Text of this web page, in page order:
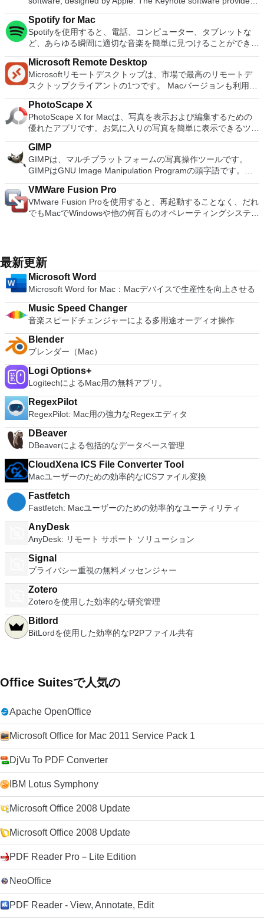
きます。このアプリケーションでは、ディスクからゲームを直
接実行することも、ハードドライブからイメージとして実行す
ることもできます。 主な機能は次のとおりです。
Savestates：ボタンを1つ押すだけで、ゲームの現在の「状
態」を保存できます。 無制限のメモリーカード：好きなだけ
メモリーカードを保存でき、8MBから64MBまでの単一の物理
カードに制限されなくなりました。 高解像度のグラフィック
ス：PCSX2 for Macを使用すると、1080pまたは4K HDでゲー
レーターの機能は優れています。 PS2ゲームを高い精度でエ
ミュレートでき、Mac OSとエミュレーターを切り替えること
ができます。欠点は、高速ゲームに苦労し、時々フリーズまた
はクラッシュすることです。* Mac用PCSX2を使用するには、
コンソールから抽出できるPlaystation 2 BIOSが必要です。
特別クーポンを入手できます。 LINEを使用すると、1対1のメ
ッセージングとグループチャットで、いつでもどこでも無料の
インスタントメッセージを友人と交換できます。 LINEは、
iPhone、Android、Windows Phone、Blackberry、さらには
PCのすべての一般的なスマートフォンデバイスで利用できま
す。 主な機能に含まれるもの LINEステッカー：10,000を超え
るステッカーと顔文字を使用した、より楽しく表現力豊かなチ
ャット。 タイムライン：タイムラインを使用してテキスト、
写真、ビデオ、ステッカーを共有し、親しい友人とストーリー
を交換します。 スナップムービー：わずか10秒で最高品質の
ビデオを作成できます。クールなバックグラウンドミュージッ
クを追加して、友人と共有できます。 友達を簡単に追加：
QRコード、またはLINE ID。
you with a massive array of tools and effects to ensure your
presentations stand out from the crowd. It can be used for
home, academic and business presentations. There are over
30 Apple-designed themes to choose from. The visual effects
are simply stunning to use. When combined with graphics,
transitions and images, you can create high quality
presentations with a fresh look. Using Keynote you can create
amazing presentations both quickly and easily. The software
uses a simple drag and drop interface with a clean and well
designed format panel and toolbar. Keynote automatically
saves your presentation as you make changes and with
iCloud you can access and edit your work from your Mac,
iPad, iPhone, iPod Touch and iCloud.com. You can import a
varied range of media types including; JPEG, TIFF, PNG,
PSD, EPS, PDF, AIFF, MP3, AAC, and MOV. When you have
to Microsoft PowerPoint, PDF, QuickTime, HTML and image
files. You can then share as Movie to Facebook, Vimeo, and
YouTube. Main Features: Get Started Quickly Easy To Use
Spotify for Mac
Spotifyを使用すると、電話、コンピューター、タブレットな
ど、あらゆる瞬間に適切な音楽を簡単に見つけることができま
す。 Spotifyには数百万のトラックがあります。エクササイ
ズ、パーティー、リラックスのいずれでも、適切な音楽がいつ
でも手元にあります。聴きたいものを選択するか、Spotifyに
驚かせてください。 また、友人、アーティスト、有名人の音
楽コレクションを閲覧したり、ラジオ局を作成して座ったりす
ることもできます。 Spotifyであなたの人生をサウンドトラッ
クしましょう。購読または無料で聴くことができます。
Microsoft Remote Desktop
Microsoftリモートデスクトップは、市場で最高のリモートデ
スクトップクライアントの1つです。 Macバージョンも利用で
きるようになりました。 Macバージョンは、ユーザーがPCを
Macに接続し、マシン間でシームレスに作業するのに役立ちま
す。 このソフトウェアのセットアップは簡単です。ユーザー
はメインダイアログボックスを開き、接続したいコンピュータ
ーのネットワークIDを入力するだけで、接続はほぼ瞬時に確立
されます。または、接続を確立する必要があるコンピューター
の名前を入力することもできます。ユーザーは、両方のマシン
でターミナルサービスがアクティブになっていることを確認す
る必要があります。そうでない場合、接続プロンプトは拒否さ
れます。個人的な好みを選択または構成することも可能です。
これには、コンピューターの両方でハードドライブにアクセス
できるようにすることや、マシンの解像度を選択することが含
PhotoScape X
PhotoScape X for Macは、写真を表示および編集するための
優れたアプリです。お気に入りの写真を簡単に表示できるツー
ルが多数用意されています。 ユーザーインターフェイスの外
観は基本的ですが、いくつかのテーマを選択することができま
す。これらのテーマは、この機能的なアプリに少しの色と多様
性を追加します。画像をクリックすると、サイズ変更、トリミ
ング、色調整、目の補正、シャープ、ぼかしなどの一般的なツ
ールを使用してすぐに編集を開始できます。編集が完了した
ら、画像を同じ場所に保存するか、個別に保存することを選択
できます。写真は、Facebook、Twitter、Picasa、Flickrなどの
適です。複数の写真をバッチ編集し、写真を結合して楽しいコ
ラージュを作成することもできます。 全体として、
PhotoScape X for Macは非常に機能的な写真編集アプリであ
り、iPhotoの優れた代替品です。
GIMP
GIMPは、マルチプラットフォームの写真操作ツールです。
GIMPはGNU Image Manipulation Programの頭字語です。
GIMPは、写真のレタッチ、画像の合成、画像の構築など、さ
まざまな画像操作タスクに適しています。 多くの機能があり
ます。シンプルなペイントプログラム、エキスパート品質の写
真レタッチプログラム、オンラインバッチ処理システム、大量
スのメモリ管理により、画像サイズは利用可能なディスク容量
のみによって制限されます高品質のアンチエイリアスのための
すべてのペイントツールのサブピクセルサンプリングアルファ
チャネルの完全サポートレイヤーとチャンネル Script-Fuなど
の外部プログラムから内部GIMP関数を呼び出すための手続き
型データベース高度なスクリプト機能複数の元に戻す/やり直
し（ディスク領域によってのみ制限されます） 回転、拡大縮
小、せん断、反転などの変換ツールサポートされているファイ
ル形式には、GIF、JPEG、PNG、XPM、TIFF、TGA、
円、無料、ファジー、ベジェ、インテリジェントなどの選択ツ
ール新しいファイル形式と新しい効果フィルターを簡単に追加
できるプラグイン
VMWare Fusion Pro
VMware Fusion Proを使用すると、再起動することなく、だれ
でもMacでWindowsや他の何百ものオペレーティングシステム
です。 MacOS Sierra対応の VMware Fusion Proを使用する
と、MacOS 10.12 Sierraを搭載したMacで仮想マシンを起動
したり、サンドボックスで新しいmacOSを安全にテストした
りできます。 Windows 10向けに構築Windows 10を Macの仮
想マシンとして実行するための完全なサポート。 柔軟なアプ
リインタラクションユニティモードではWindowsデスクトッ
プが非表示になるため、WindowsアプリをMacアプリのように
実行できます。 Dock、Spotlight、またはLaunchpadから直接
起動し、Exposé、Spaces、Mission Controlで表示できます。
Macのショートカットと直感的なジェスチャーを使用して、
Windowsアプリを簡単に操作できます。 スナップショット
VMware Fusion Proでは、スナップショットを使用して「ロー
ます。 システム要件：64ビット対応Intel®Mac（Core 2
Duo、Xeon、i3、i5、i7以上のプロセッサーと互換性がありま
す）最小4GBのRAM.VMware Fusion用に750MBの空きディス
ク容量、各仮想マシンに少なくとも5GB 仮想マシンのオペレ
ーティングシステムインストールメディア（ディスクまたはデ
ィスクイメージ）。 Windows DirectX 10またはOpenGL 3.3に
推奨されるグラフィックハードウェアには、NVIDIA 8600M以
上およびATI 2600以上が含まれます。 ホストオペレーティン
グシステム： Mac OS X 10.9 Mavericks。 Mac OS X 10.10
Yosemite。 Mac OS X 10.11 El Capitan。 MacOS 10.12
Sierra。 ゲストオペレーティングシステムは次のとおりです。
ウインドウズ10 Windows8.X。 Windows 7。 Windows XP。
Mac OS 10.12 Sierra。 Mac OS X 10.11 El Capitan。 Mac
Ubuntu。 RedHat。 スーゼ。 Debian。 CentOS。 VMware
Fusion Proは、macOSで最高の仮想マシンモニターの1つとし
て宣伝されています。俊敏性、生産性、セキュリティを毎日提
供します。このアプリは、あらゆるレベルの専門知識を持つユ
ーザーが非常に簡単にナビゲートできます。
最新更新
Microsoft Word
Microsoft Word for Mac：Macデバイスで生産性を向上させる
Music Speed Changer
音楽スピードチェンジャーによる多用途オーディオ操作
Blender
ブレンダー（Mac）
Logi Options+
LogitechによるMac用の無料アプリ。
RegexPilot
RegexPilot: Mac用の強力なRegexエディタ
DBeaver
DBeaverによる包括的なデータベース管理
CloudXena ICS File Converter Tool
Macユーザーのための効率的なICSファイル変換
Fastfetch
Fastfetch: Macユーザーのための効率的なユーティリティ
AnyDesk
AnyDesk: リモート サポート ソリューション
Signal
プライバシー重視の無料メッセンジャー
Zotero
Zoteroを使用した効率的な研究管理
Bitlord
BitLordを使用した効率的なP2Pファイル共有
Office Suitesで人気の
Apache OpenOffice
Microsoft Office for Mac 2011 Service Pack 1
DjVu To PDF Converter
IBM Lotus Symphony
Microsoft Office 2008 Update
Microsoft Office 2008 Update
PDF Reader Pro－Lite Edition
NeoOffice
PDF Reader - View, Annotate, Edit